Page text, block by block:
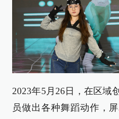
2023年5月26日，在区域
员做出各种舞蹈动作，